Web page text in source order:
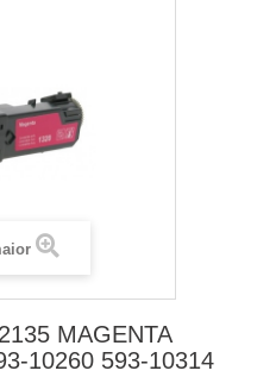
MAGENTA
10260 593-10314